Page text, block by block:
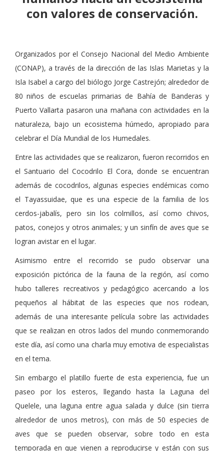
con valores de conservación.
Organizados por el Consejo Nacional del Medio Ambiente
(CONAP), a través de la dirección de las Islas Marietas y la
Isla Isabel a cargo del biólogo Jorge Castrejón; alrededor de
80 niños de escuelas primarias de Bahía de Banderas y
Puerto Vallarta pasaron una mañana con actividades en la
naturaleza, bajo un ecosistema húmedo, apropiado para
celebrar el Día Mundial de los Humedales.
Entre las actividades que se realizaron, fueron recorridos en
el Santuario del Cocodrilo El Cora, donde se encuentran
además de cocodrilos, algunas especies endémicas como
el Tayassuidae, que es una especie de la familia de los
cerdos-jabalís, pero sin los colmillos, así como chivos,
patos, conejos y otros animales; y un sinfín de aves que se
logran avistar en el lugar.
Asimismo entre el recorrido se pudo observar una
exposición pictórica de la fauna de la región, así como
hubo talleres recreativos y pedagógico acercando a los
pequeños al hábitat de las especies que nos rodean,
además de una interesante película sobre las actividades
que se realizan en otros lados del mundo conmemorando
este día, así como una charla muy emotiva de especialistas
en el tema.
Sin embargo el platillo fuerte de esta experiencia, fue un
paseo por los esteros, llegando hasta la Laguna del
Quelele, una laguna entre agua salada y dulce (sin tierra
alrededor de unos metros), con más de 50 especies de
aves que se pueden observar, sobre todo en esta
temporada en que vienen a reproducirse y están con sus